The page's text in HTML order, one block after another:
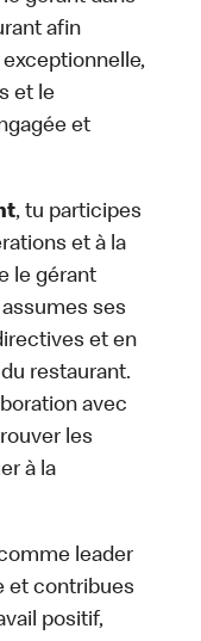
afin
et le
et
, tu participes
et à la
le gérant
ses
et en
restaurant.
avec
les
à la
leader
et contribues
positif,